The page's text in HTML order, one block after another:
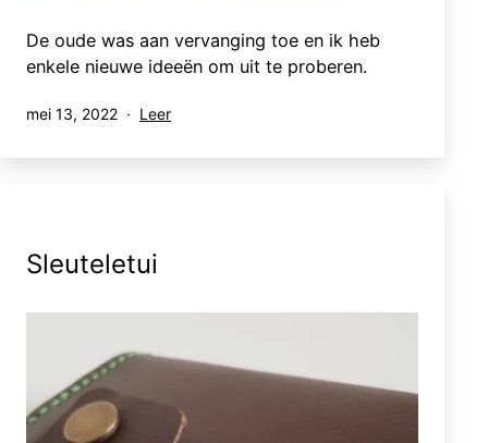
De oude was aan vervanging toe en ik heb
enkele nieuwe ideeën om uit te proberen.
Gepubliceerd
mei 13, 2022
Gecategoriseerd
Leer
Sleuteletui